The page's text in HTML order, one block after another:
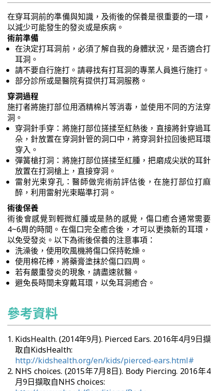
在穿耳洞前的準備與知識，及術後的保養是很重要的一環，
以減少可能發生的發炎或是疾病。
術前準備
在決定打耳洞前，必須了解自我的身體狀況，是否適合打
耳洞。
請不要自行施打。請尋找有打耳洞的專業人員進行施打。
部分診所或是醫院有提供打耳洞服務。
穿洞過程
施打者將施打部位用酒精棉片等消毒，並使用不同的方法穿
洞。
穿洞針手穿：將施打部位搓揉至紅熱後，直接將針穿過耳
朵，針放置在穿洞針管的洞口中，將穿洞針拉回後把耳環
穿入。
彈簧槍打洞：將施打部位搓揉至紅腫，把磨成尖狀的耳針
放置在打洞槍上，直接穿洞。
雷射光束穿孔：醫師做完術前評估後，在施打部位打麻
醉，利用雷射光束瞄準打洞。
術後保養
術後會感覺到輕微紅腫或是熱的感覺，傷口癒合通常需要
4~6周的時間。在傷口完全癒合後，才可以更換新的耳環，
以免受發炎。以下為術後保養的注意事項：
洗澡後，使用吹風機將傷口保持乾燥。
使用棉花棒，將藥膏塗抹於傷口四周。
若有嚴重發炎的現象，請盡速就醫。
避免長時間未穿戴耳環，以免耳洞癒合。
參考資料
KidsHealth. (2014年9月). Pierced Ears. 2016年4月9日擷
取自KidsHealth:
http://kidshealth.org/en/kids/pierced-ears.html#
NHS choices. (2015年7月8日). Body Piercing. 2016年4
月9日擷取自NHS choices: